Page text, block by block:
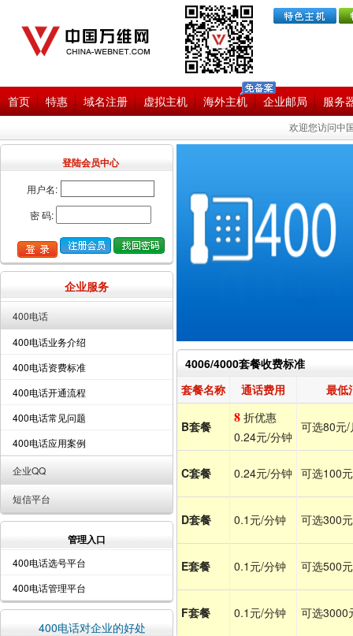
首页
欢迎您访问中
特惠 域名注册 虚拟主机 海外主机 企业邮局 服务
登陆会员中心
用户名:
密 码:
企业服务
400电话
400电话业务介绍
400电话资费标准
400电话开通流程
400电话常见问题
400电话应用案例
企业QQ
短信平台
管理入口
400电话选号平台
400电话管理平台
400电话对企业的好处
4006/4000套餐收费标准
套餐名称
通话费用 最低
B套餐
8 折优惠
0.24元/分钟
可选80元/
C套餐 0.24元/分钟 可选100
D套餐 0.1元/分钟 可选300
E套餐 0.1元/分钟 可选500
F套餐 0.1元/分钟 可选3000